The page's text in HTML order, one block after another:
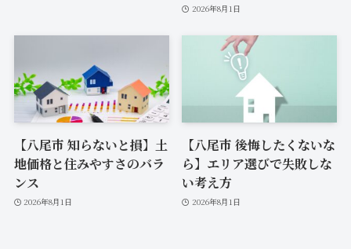
2026年8月1日
【八尾市 知らないと損】土
地価格と住みやすさのバラ
ンス
2026年8月1日
【八尾市 後悔したくないな
ら】エリア選びで失敗しな
い考え方
2026年8月1日